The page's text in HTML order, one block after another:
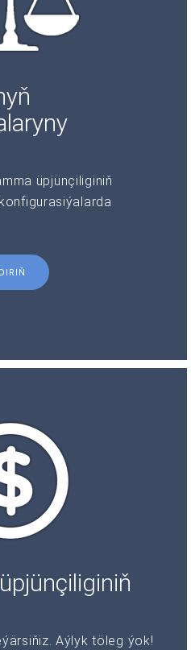
üpjünçiliginiň
Aýlyk töleg ýok!